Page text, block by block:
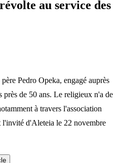
au service des
Pedro Opeka, engagé auprès
près de 50 ans. Le religieux n'a de
à travers l'association
d'Aleteia le 22 novembre